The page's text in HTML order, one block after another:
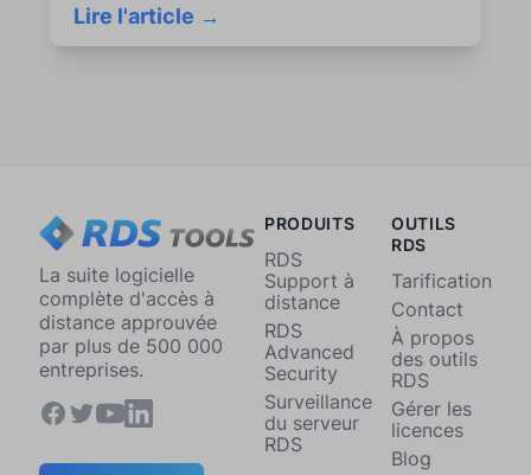
Lire l'article →
La suite logicielle
complète d'accès à
distance approuvée
par plus de 500 000
entreprises.
PRODUITS
RDS
Support à
distance
RDS
Advanced
Security
Surveillance
du serveur
RDS
OUTILS
RDS
Tarification
Contact
À propos
des outils
RDS
Gérer les
licences
Blog